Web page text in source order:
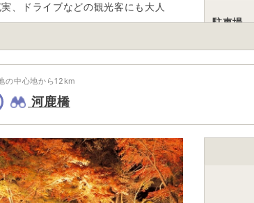
実、ドライブなどの観光客にも大人
駐車場
電話番号
の中心地から12 km
河鹿橋